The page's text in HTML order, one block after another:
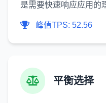
是需要快速响应应用的
峰值TPS: 52.56
平衡选择